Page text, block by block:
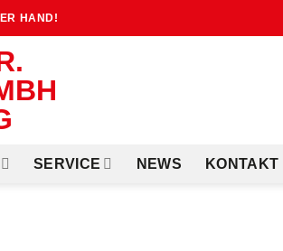
HAND!
SERVICE NEWS KONTAKT